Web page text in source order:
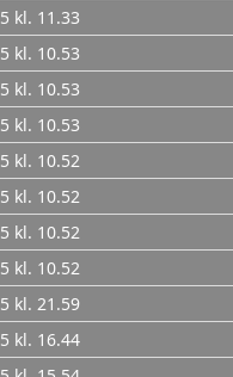
kl. 11.33
kl. 10.53
kl. 10.53
kl. 10.53
kl. 10.52
kl. 10.52
kl. 10.52
kl. 10.52
kl. 21.59
kl. 16.44